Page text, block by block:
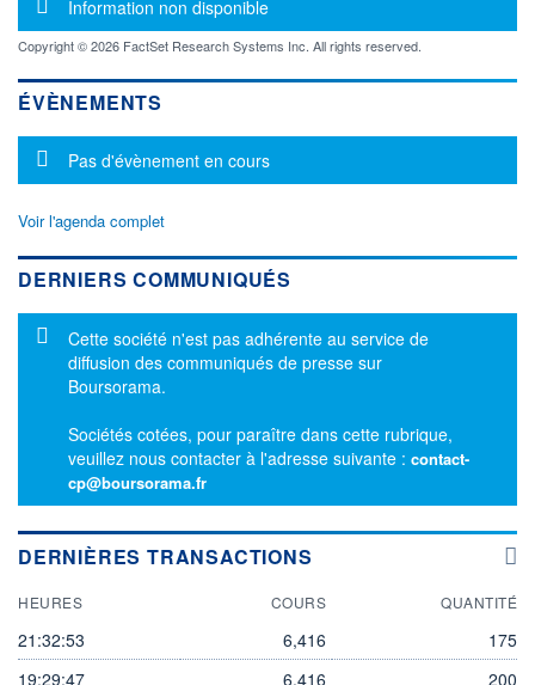
Information non disponible
Copyright © 2026 FactSet Research Systems Inc. All rights reserved.
ÉVÈNEMENTS
Message d'information
Pas d'évènement en cours
Voir l'agenda complet
DERNIERS COMMUNIQUÉS
Message d'information
Cette société n'est pas adhérente au service de
diffusion des communiqués de presse sur
Boursorama.
Sociétés cotées, pour paraître dans cette rubrique,
veuillez nous contacter à l'adresse suivante : contact-
cp@boursorama.fr
DERNIÈRES TRANSACTIONS
HEURES COURS QUANTITÉ
21:32:53 6,416
175
19:29:47
6,416 200